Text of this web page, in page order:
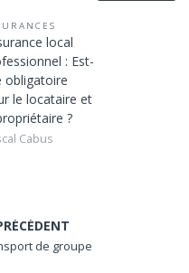
local
: Est-
obligatoire
le locataire et
?
Cabus
de groupe